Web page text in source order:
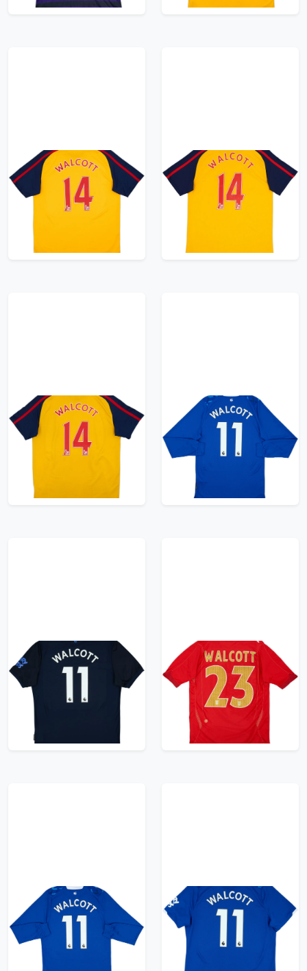
2008-09 Arsenal Away
Shirt Walcott #14 -
9/10 - (L)
149.99£ · ca. €177
2008-09 Arsenal Away
Shirt Walcott #14 -
6/10 - (L)
119.99£ · ca. €142
2008-09 Arsenal Away
Shirt Walcott #14 -
6/10 - (XL)
119.99£ · ca. €142
2019-20 Everton
Home L/S Shirt
Walcott #11 (S)
71.99£ · ca. €85
Trikot kaufen
2019-20 Everton Third
Shirt Walcott #11 -
10/10 - (XL)
59.99£ · ca. €71
2006-08 England
Away Shirt Walcott
#23 - 8/10 - (S)
59.99£ · ca. €71
Trikot kaufen
2019-20 Everton
Home L/S Shirt
Walcott #11 - 10/10 -
(S)
53.99£ · ca. €64
2019-20 Everton
Home Shirt Walcott
#11 - 10/10 - (XL)
47.99£ · ca. €57